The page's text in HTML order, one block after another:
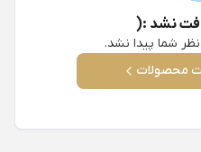
نشد :(
شما پیدا نشد.
محصولات